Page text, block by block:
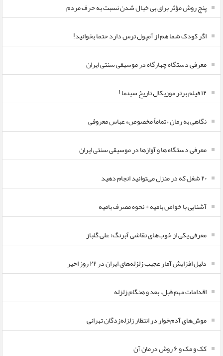
پنج روش مؤثر برای بی خیال شدن نسبت به حرف مردم
اگر کودک شما هم از آمپول ترس دارد حتما بخوانید!
معرفی دستگاه چهارگاه در موسیقی سنتی ایران
۱۲ فیلم برتر موزیکال تاریخ سینما !
نگاهی به رمان «تماماً مخصوص» عباس معروفی
معرفی دستگاه ها و آوازها در موسیقی سنتی ایران
۲۰ شغل که در منزل می‌توانید انجام دهید
آشنایی با خواص بامیه + نحوه مصرف بامیه
معرفی یکی از خوب‌های نقاشی آبرنگ؛ علی گلباز
دلیل افزایش آمار عجیب زلزله‌های ایران در ۲۲ روز اخیر
اقدامات مهم قبل، بعد و هنگام زلزله
موش‌های آدم‌خوار در انتظار زلزله‌زدگان تهرانی
کک و مک و ۶ روش درمان آن